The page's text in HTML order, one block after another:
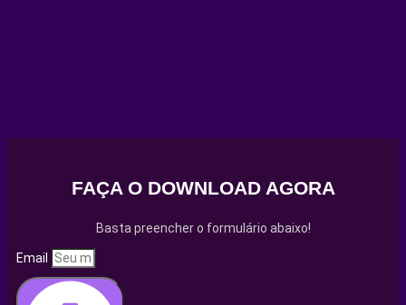
FAÇA O DOWNLOAD AGORA
Basta preencher o formulário abaixo!
Email